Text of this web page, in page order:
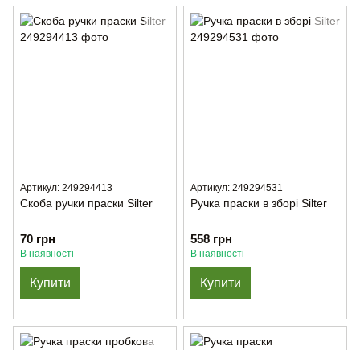
Артикул: 249294413
Скоба ручки праски Silter
70 грн
В наявності
Купити
Артикул: 249294531
Ручка праски в зборі Silter
558 грн
В наявності
Купити